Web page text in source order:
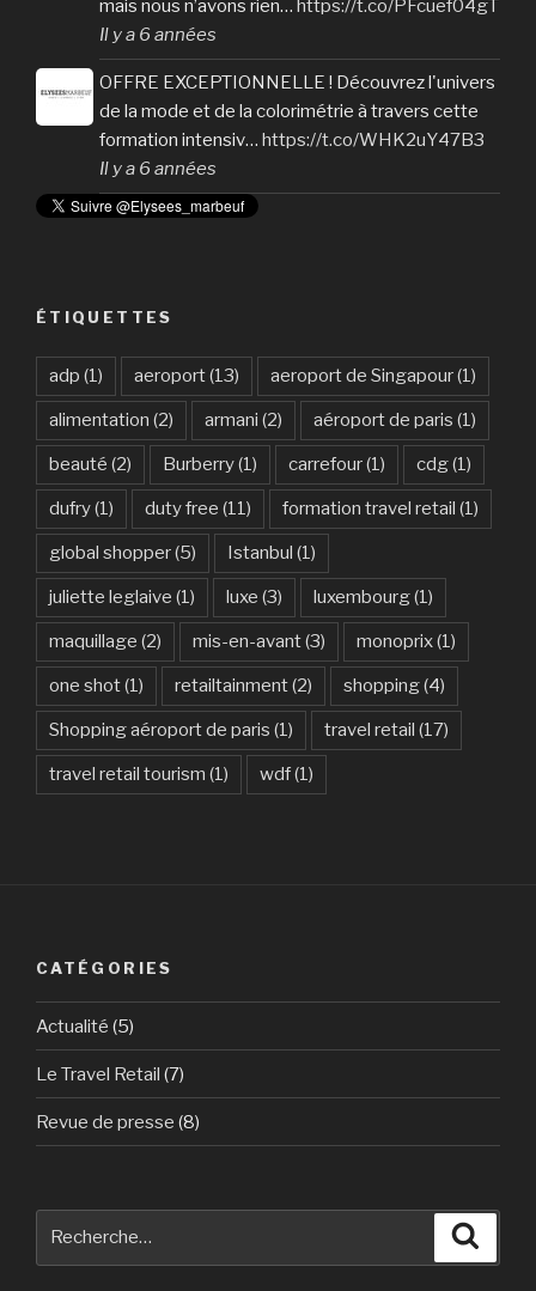
mais nous n’avons rien… https://t.co/PFcuef04gT
Il y a 6 années
OFFRE EXCEPTIONNELLE ! Découvrez l'univers
de la mode et de la colorimétrie à travers cette
formation intensiv… https://t.co/WHK2uY47B3
Il y a 6 années
ÉTIQUETTES
adp (1) aeroport(13) aeroport de Singapour(1)
alimentation (2) armani (2) aéroport de paris (1)
beauté (2) Burberry(1) carrefour(1) cdg(1)
dufry(1) duty free (11) formation travel retail (1)
global shopper(5) Istanbul (1)
juliette leglaive (1) luxe (3) luxembourg(1)
maquillage (2) mis-en-avant(3) monoprix(1)
one shot(1) retailtainment(2) shopping(4)
Shopping aéroport de paris (1) travel retail (17)
travel retail tourism (1) wdf(1)
CATÉGORIES
Actualité (5)
Le Travel Retail (7)
Revue de presse (8)